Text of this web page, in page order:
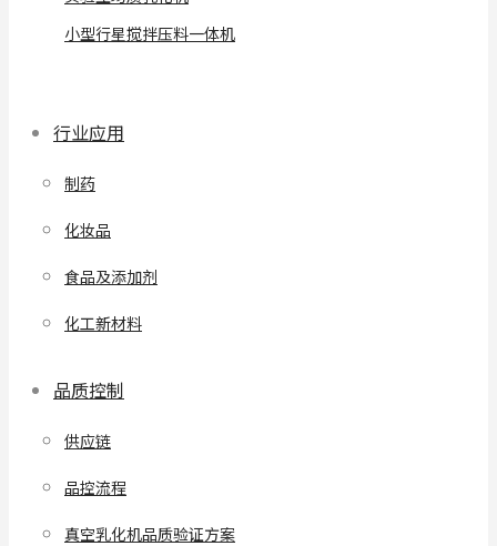
小型行星搅拌压料一体机
行业应用
制药
化妆品
食品及添加剂
化工新材料
品质控制
供应链
品控流程
真空乳化机品质验证方案